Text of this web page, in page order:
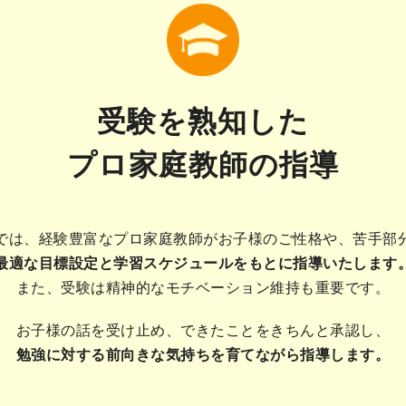
受験を熟知した
プロ家庭教師の指導
は、経験豊富なプロ家庭教師がお子様のご性格や、苦手部
適な目標設定と学習スケジュールをもとに指導いたします
また、受験は精神的なモチベーション維持も重要です。
お子様の話を受け止め、できたことをきちんと承認し、
勉強に対する前向きな気持ちを育てながら指導します。